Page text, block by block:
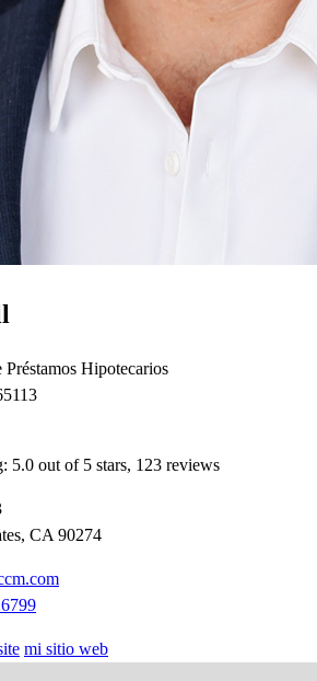
Préstamos Hipotecarios
5.0 out of 5 stars, 123 reviews
CA 90274
mi sitio web